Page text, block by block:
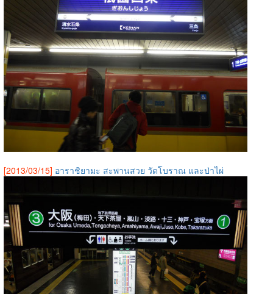
[2013/03/15] อาราชิยามะ สะพานสวย วัดโบราณ และป่าไผ่